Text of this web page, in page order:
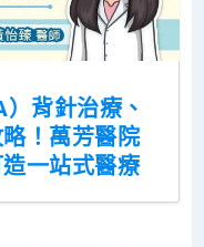
背針治療、
！萬芳醫院
一站式醫療